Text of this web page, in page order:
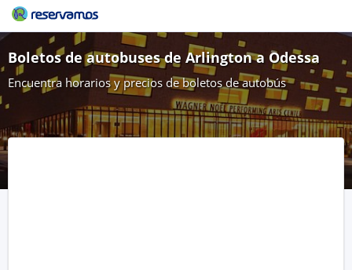
Boletos de autobuses de Arlington a Odessa
Encuentra horarios y precios de boletos de autobús